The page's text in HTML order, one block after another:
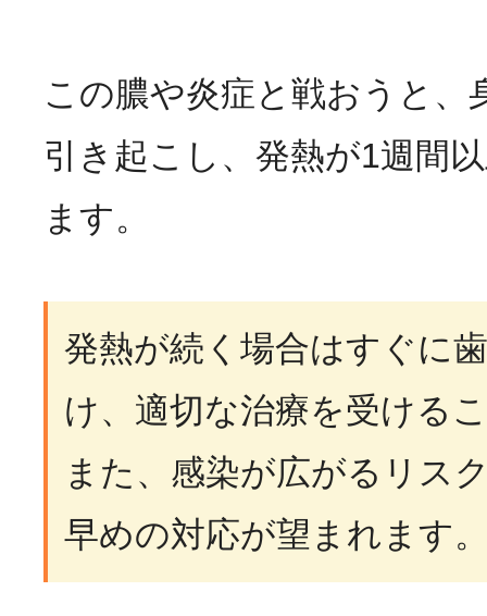
この膿や炎症と戦おうと、
引き起こし、発熱が1週間
ます。
発熱が続く場合はすぐに
け、適切な治療を受ける
また、感染が広がるリス
早めの対応が望まれます